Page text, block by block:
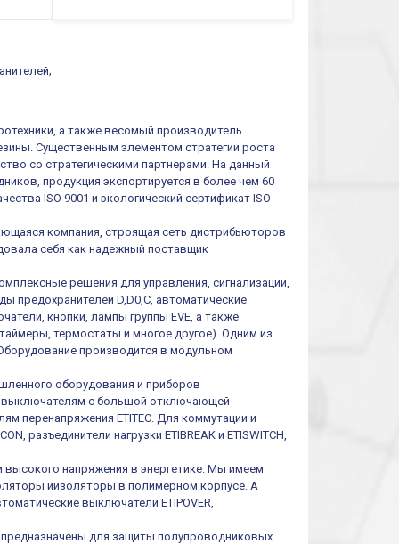
а также весомый производитель
Существенным элементом стратегии роста
со стратегическими партнерами. На данный
продукция экспортируется в более чем 60
ISO 9001 и экологический сертификат ISO
компания, строящая сеть дистрибьюторов
себя как надежный поставщик
решения для управления, сигнализации,
предохранителей D,D0,C, автоматические
кнопки, лампы группы EVE, а также
термостаты и многое другое). Одним из
производится в модульном
оборудования и приборов
выключателям с большой отключающей
перенапряжения ETITEC. Для коммутации и
разъединители нагрузки ETIBREAK и ETISWITCH,
высокого напряжения в энергетике. Мы имеем
иизоляторы в полимерном корпусе. А
выключатели ETIPOVER,
предназначены для защиты полупроводниковых